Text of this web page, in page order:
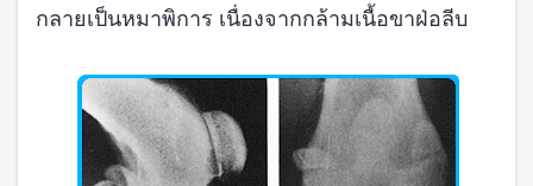
กลายเป็นหมาพิการ เนื่องจากกล้ามเนื้อขาฝ่อลีบ